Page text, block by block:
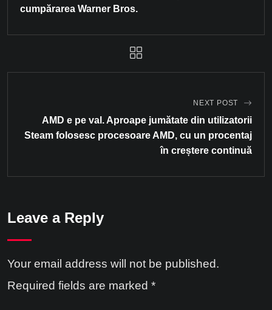
cumpărarea Warner Bros.
NEXT POST
AMD e pe val. Aproape jumătate din utilizatorii
Steam folosesc procesoare AMD, cu un procentaj
în creștere continuă
Leave a Reply
Your email address will not be published.
Required fields are marked *